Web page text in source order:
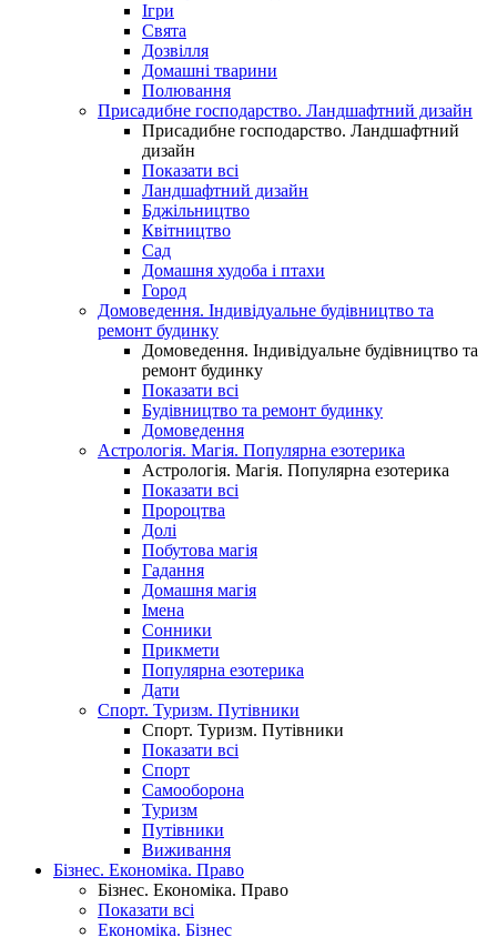
Ігри
Свята
Дозвілля
Домашні тварини
Полювання
Присадибне господарство. Ландшафтний дизайн
Присадибне господарство. Ландшафтний
дизайн
Показати всі
Ландшафтний дизайн
Бджільництво
Квітництво
Сад
Домашня худоба і птахи
Город
Домоведення. Індивідуальне будівництво та
ремонт будинку
Домоведення. Індивідуальне будівництво та
ремонт будинку
Показати всі
Будівництво та ремонт будинку
Домоведення
Астрологія. Магія. Популярна езотерика
Астрологія. Магія. Популярна езотерика
Показати всі
Пророцтва
Долі
Побутова магія
Гадання
Домашня магія
Імена
Сонники
Прикмети
Популярна езотерика
Дати
Спорт. Туризм. Путівники
Спорт. Туризм. Путівники
Показати всі
Спорт
Самооборона
Туризм
Путівники
Виживання
Бізнес. Економіка. Право
Бізнес. Економіка. Право
Показати всі
Економіка. Бізнес